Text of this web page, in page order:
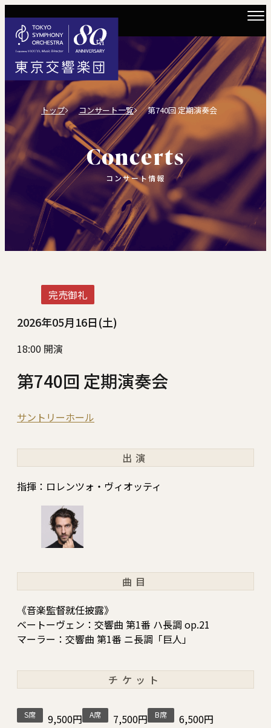
トップ コンサート一覧 第740回 定期演奏会
Concerts
コンサート情報
完売御礼
2026年05月16日(土)
18:00 開演
第740回 定期演奏会
サントリーホール
出演
指揮：ロレンツォ・ヴィオッティ
曲目
《音楽監督就任披露》
ベートーヴェン：交響曲 第1番 ハ長調 op.21
マーラー：交響曲 第1番 ニ長調「巨人」
チケット
S席 9,500円 A席 7,500円 B席 6,500円